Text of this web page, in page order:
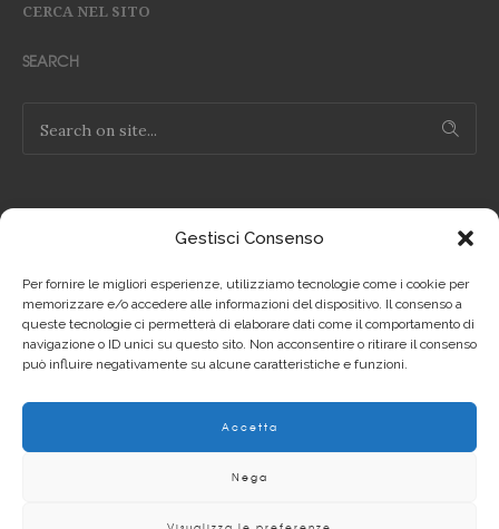
Gestisci Consenso
Per fornire le migliori esperienze, utilizziamo tecnologie come i cookie per
memorizzare e/o accedere alle informazioni del dispositivo. Il consenso a
queste tecnologie ci permetterà di elaborare dati come il comportamento di
navigazione o ID unici su questo sito. Non acconsentire o ritirare il consenso
può influire negativamente su alcune caratteristiche e funzioni.
Accetta
Nega
CERCA NEL SITO
SEARCH
Privacy Policy IT
Privacy Policy EN
Cookie Policy EN